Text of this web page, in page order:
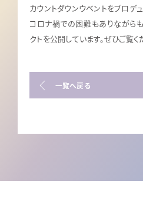
カウントダウンウベントをプロデュ
コロナ禍での困難もありながら
クトを公開しています。ぜひご覧く
一覧へ戻る